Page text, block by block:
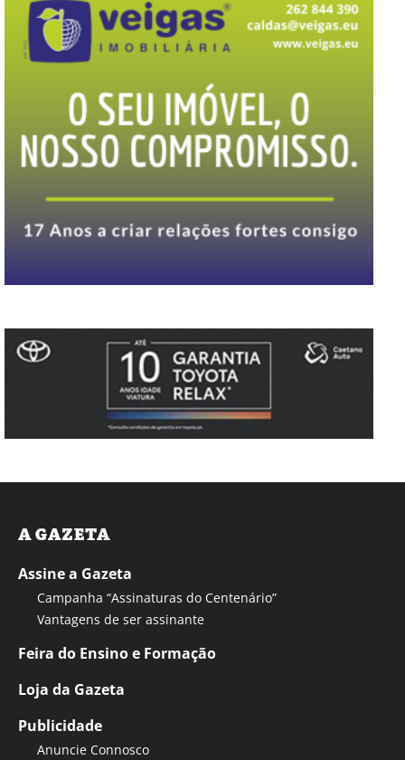
A GAZETA
Assine a Gazeta
Campanha “Assinaturas do Centenário”
Vantagens de ser assinante
Feira do Ensino e Formação
Loja da Gazeta
Publicidade
Anuncie Connosco